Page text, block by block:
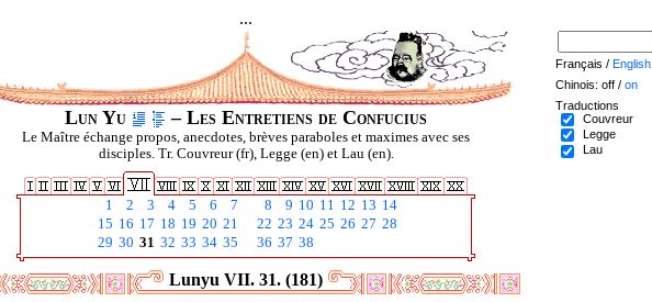
...
Lun Yu – Les Entretiens de Confucius
Le Maître échange propos, anecdotes, brèves paraboles et maximes avec ses
disciples. Tr. Couvreur (fr), Legge (en) et Lau (en).
1 2 3 4 5 6 7 8 9 10 11 12 13 14
15 16 17 18 19 20 21 22 23 24 25 26 27 28
29 30 31 32 33 34 35 36 37 38
Lunyu VII. 31. (181)
Français / English
Chinois: off / on
Traductions
Couvreur
Legge
Lau